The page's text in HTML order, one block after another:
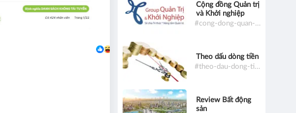
Cộng đồng Quản trị
và Khởi nghiệp
#cong-dong-quan-tri-va-khoi-nghiep
Theo dấu dòng tiền
#theo-dau-dong-tien
Review Bất động
sản